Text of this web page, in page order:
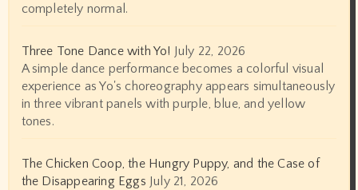
completely normal.
Three Tone Dance with Yo! July 22, 2026
A simple dance performance becomes a colorful visual
experience as Yo's choreography appears simultaneously
in three vibrant panels with purple, blue, and yellow
tones.
The Chicken Coop, the Hungry Puppy, and the Case of
the Disappearing Eggs July 21, 2026